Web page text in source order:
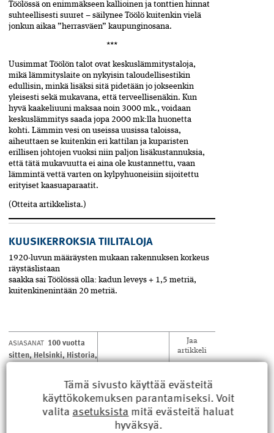
Töölössä on enimmäkseen kallioinen ja tonttien hinnat
suhteellisesti suuret – säilynee Töölö kuitenkin vielä
jonkun aikaa ”herrasväen” kaupunginosana.
***
Uusimmat Töölön talot ovat keskuslämmitystaloja,
mikä lämmityslaite on nykyisin taloudellisestikin
edullisin, minkä lisäksi sitä pidetään jo jokseenkin
yleisesti sekä mukavana, että terveellisenäkin. Kun
hyvä kaakeliuuni maksaa noin 3000 mk., voidaan
keskuslämmitys saada jopa 2000 mk:lla huonetta
kohti.­ Lämmin vesi on useissa uusissa taloissa,
aiheuttaen se kuitenkin eri kattilan ja kuparisten
erillisen johtojen vuoksi niin paljon lisäkustannuksia,
että tätä mukavuutta ei aina ole kustannettu, vaan
lämmintä vettä­ varten on kylpyhuoneisiin sijoitettu
erityiset kaasu­aparaatit.
(Otteita artikkelista.)
KUUSIKERROKSIA TIILITALOJA
1920-luvun määräysten mukaan rakennuksen korkeus
räystäslistaan
saakka sai Töölössä olla: kadun leveys + 1,5 metriä,
kuitenkinenintään 20 metriä.
ASIASANAT 100 vuotta
sitten,Helsinki,Historia,
Jaa
artikkeli
Tämä sivusto käyttää evästeitä
käyttökokemuksen parantamiseksi. Voit
valita asetuksista mitä evästeitä haluat
hyväksyä.